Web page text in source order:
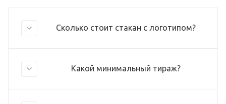
Сколько стоит стакан с логотипом?
Какой минимальный тираж?